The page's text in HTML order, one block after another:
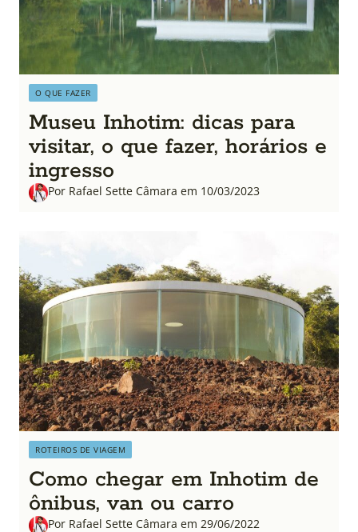
O QUE FAZER
Museu Inhotim: dicas para
visitar, o que fazer, horários e
ingresso
Por Rafael Sette Câmara em 10/03/2023
ROTEIROS DE VIAGEM
Como chegar em Inhotim de
ônibus, van ou carro
Por Rafael Sette Câmara em 29/06/2022